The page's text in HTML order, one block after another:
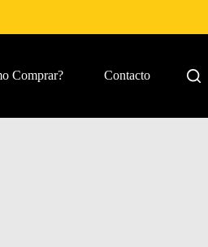
Comprar? Contacto